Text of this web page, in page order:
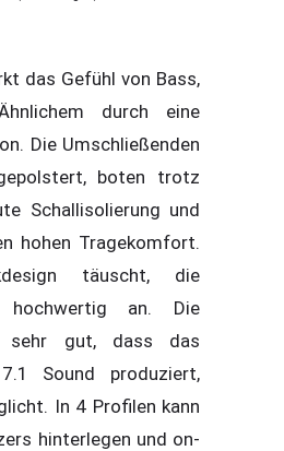
das Gefühl von Bass,
durch eine
Die Umschließenden
boten trotz
Schallisolierung und
hohen Tragekomfort.
täuscht, die
an. Die
sehr gut, dass das
Sound produziert,
In 4 Profilen kann
hinterlegen und on-